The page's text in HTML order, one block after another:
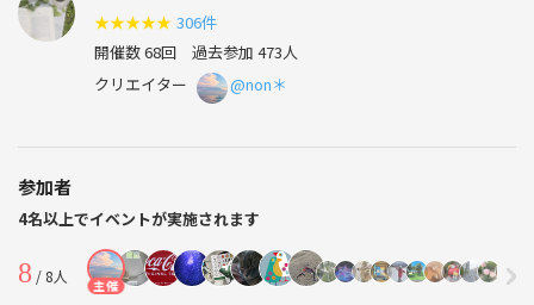
★★★★★ 306件
開催数 68回 過去参加 473人
クリエイター
@non＊
参加者
4名以上でイベントが実施されます
8 / 8人 主催